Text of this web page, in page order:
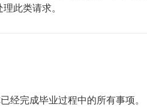
此类请求。
经完成毕业过程中的所有事项。